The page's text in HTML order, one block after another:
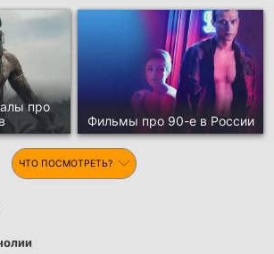
про
Фильмы про 90-е в России
ЧТО ПОСМОТРЕТЬ?